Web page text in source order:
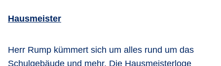
Hausmeister
Herr Rump kümmert sich um alles rund um das
Schulgebäude und mehr. Die Hausmeisterloge